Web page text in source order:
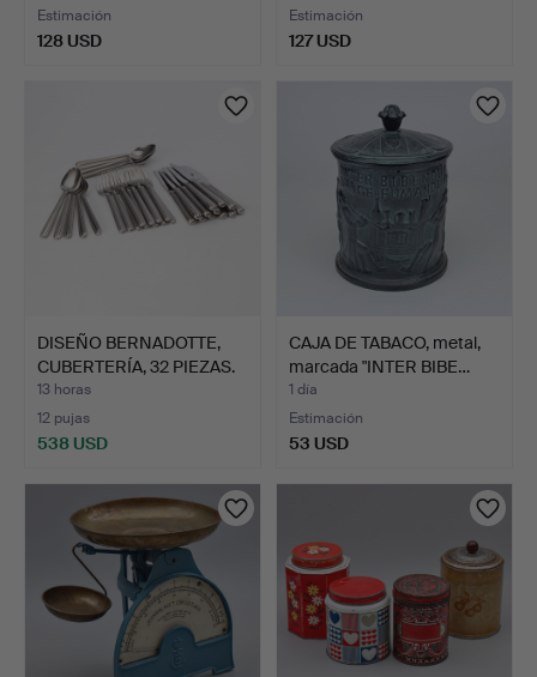
Estimación
128 USD
Estimación
127 USD
DISEÑO BERNADOTTE,
CUBERTERÍA, 32 PIEZAS.
…
13 horas
12 pujas
538 USD
CAJA DE TABACO, metal,
marcada "INTER BIBE…
1 día
Estimación
53 USD